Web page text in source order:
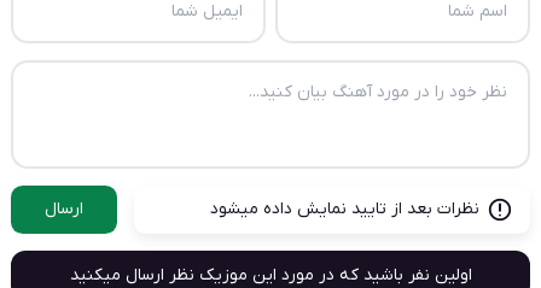
نظرات بعد از تایید نمایش داده میشود ارسال
اولین نفر باشید که در مورد این موزیک نظر ارسال میکنید